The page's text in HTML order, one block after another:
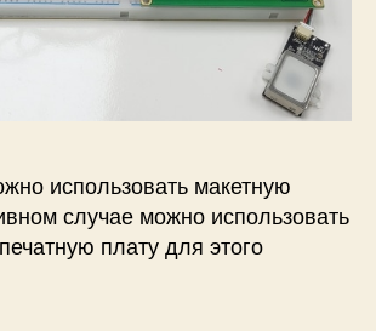
использовать макетную
случае можно использовать
плату для этого